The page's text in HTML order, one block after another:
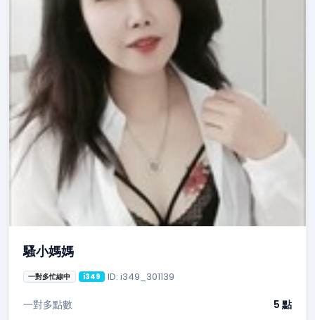
騷小媽媽
一對多忙線中 i349 ID: i349_301139
一對多點數 5 點